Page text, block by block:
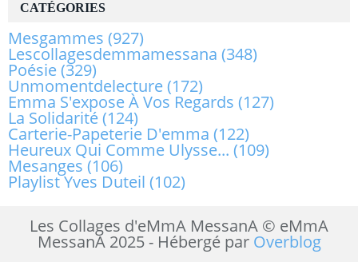
CATÉGORIES
Mesgammes (927)
Lescollagesdemmamessana (348)
Poésie(329)
Unmomentdelecture(172)
Emma S'expose À Vos Regards (127)
La Solidarité(124)
Carterie-Papeterie D'emma (122)
Heureux Qui Comme Ulysse... (109)
Mesanges (106)
Playlist Yves Duteil (102)
Les Collages d'eMmA MessanA © eMmA
MessanA 2025 - Hébergé par Overblog